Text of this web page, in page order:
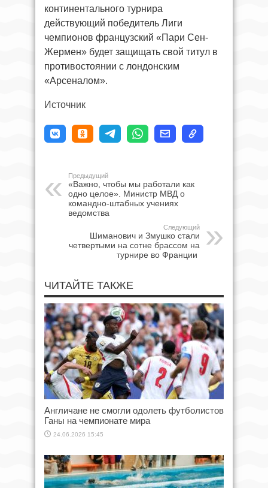
континентального турнира
действующий победитель Лиги
чемпионов французский «Пари Сен-
Жермен» будет защищать свой титул в
противостоянии с лондонским
«Арсеналом».
Источник
Предыдущий
«Важно, чтобы мы работали как
одно целое». Министр МВД о
командно-штабных учениях
ведомства
Следующий
Шиманович и Змушко стали
четвертыми на сотне брассом на
турнире во Франции
ЧИТАЙТЕ ТАКЖЕ
Англичане не смогли одолеть футболистов
Ганы на чемпионате мира
24.06.2026 15:45